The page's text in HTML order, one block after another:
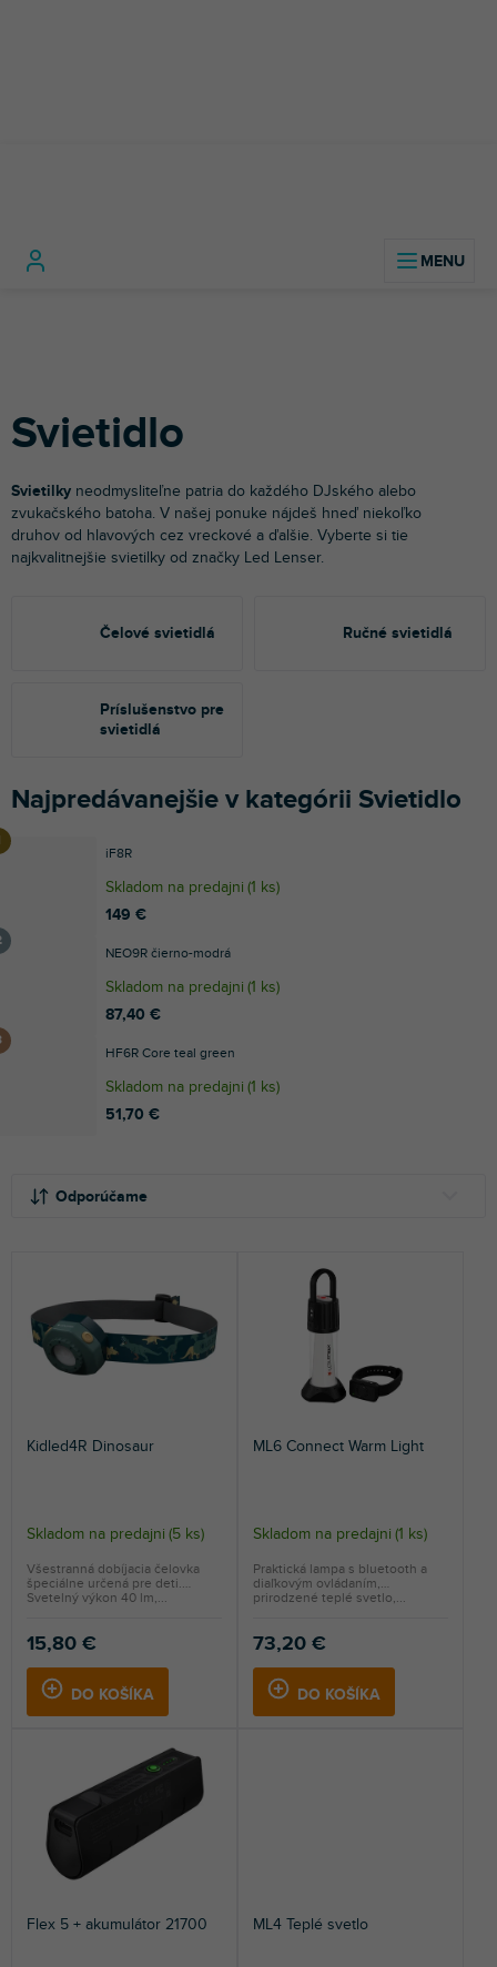
Svietidlo
Svietilky neodmysliteľne patria do každého DJského alebo
zvukačského batoha. V našej ponuke nájdeš hneď niekoľko
druhov od hlavových cez vreckové a ďalšie. Vyberte si tie
najkvalitnejšie svietilky od značky Led Lenser.
Čelové svietidlá Ručné svietidlá
Príslušenstvo pre
svietidlá
Najpredávanejšie v kategórii Svietidlo
iF8R
Skladom na predajni (1 ks)
149 €
NEO9R čierno-modrá
Skladom na predajni (1 ks)
87,40 €
HF6R Core teal green
Skladom na predajni (1 ks)
51,70 €
Odporúčame
NAJPREDÁVANEJŠIE
ABECEDNE
Kidled4R Dinosaur
Skladom na predajni (5 ks)
15,80 €
DO KOŠÍKA
Všestranná dobíjacia čelovka
špeciálne určená pre deti.
Svetelný výkon 40 lm,...
ML6 Connect Warm Light
Skladom na predajni (1 ks)
73,20 €
DO KOŠÍKA
Praktická lampa s bluetooth a
diaľkovým ovládaním,
prirodzené teplé svetlo,...
Flex 5 + akumulátor 21700 ML4 Teplé svetlo